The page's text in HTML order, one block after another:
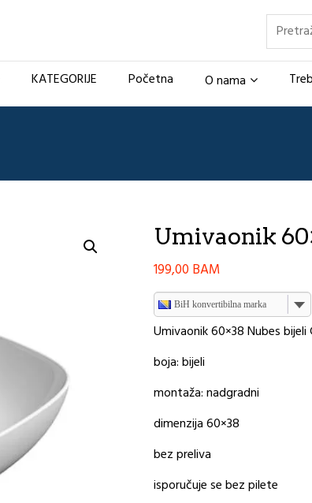
KATEGORIJE Početna O nama
Umivaonik
199,00 BAM
BiH konvertibilna marka
Umivaonik 60×38 Nubes bijeli
boja: bijeli
montaža: nadgradni
dimenzija 60×38
bez preliva
isporučuje se bez pilete